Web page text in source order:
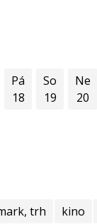
Pá
18
So
19
Ne
20
trh kino